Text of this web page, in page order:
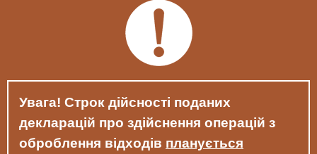
Увага! Строк дійсності поданих
декларацій про здійснення операцій з
оброблення відходів планується